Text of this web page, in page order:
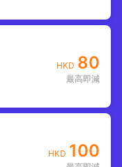
HKD 80
最高即減
HKD 100